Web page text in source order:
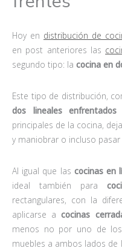
Hoy en distribución de
en post anteriores las
segundo tipo: la cocina en
Este tipo de distribución,
dos lineales enfrentados
principales de la cocina,
y maniobrar o incluso
Al igual que las cocinas en
ideal también para
rectangulares, con la
aplicarse acocinas
menos no por uno de
muebles a ambos lados de